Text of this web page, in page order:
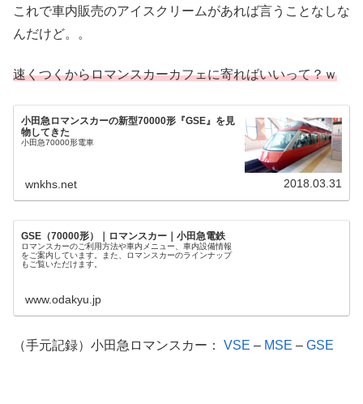
これで車内販売のアイスクリームがあれば言うことなしな
んだけど。。
速くつくからロマンスカーカフェに寄ればいいって？ｗ
小田急ロマンスカーの新型70000形『GSE』を見
物してきた
小田急70000形電車
wnkhs.net 2018.03.31
GSE（70000形）｜ロマンスカー｜小田急電鉄
ロマンスカーのご利用方法や車内メニュー、車内設備情報
をご案内しています。また、ロマンスカーのラインナップ
もご覧いただけます。
www.odakyu.jp
（手元記録）小田急ロマンスカー： VSE – MSE – GSE